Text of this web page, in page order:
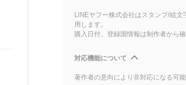
LINEヤフー株式会社はスタンプ/絵
用します。
購入日付、登録国情報は制作者から
対応機能について
著作者の意向により非対応になる可